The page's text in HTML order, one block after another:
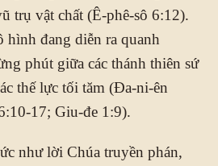
trụ vật chất (Ê-phê-sô 6:12).
hình đang diễn ra quanh
phút giữa các thánh thiên sứ
thế lực tối tăm (Đa-ni-ên
17; Giu-đe 1:9).
như lời Chúa truyền phán,